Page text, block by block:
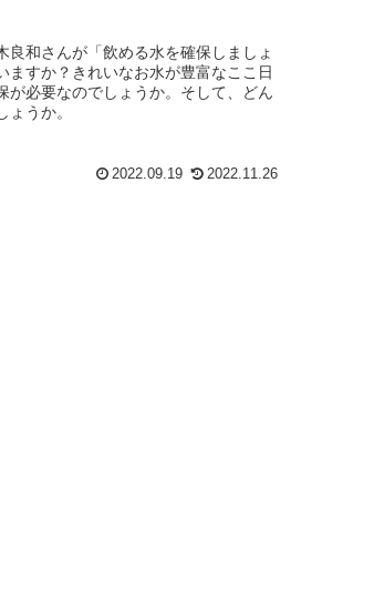
良和さんが「飲める水を確保しましょ
ますか？きれいなお水が豊富なここ日
が必要なのでしょうか。そして、どん
うか。
2022.09.19 2022.11.26